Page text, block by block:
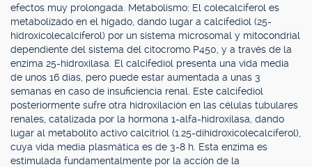
efectos muy prolongada. Metabolismo: El colecalciferol es
metabolizado en el hígado, dando lugar a calcifediol (25-
hidroxicolecalciferol) por un sistema microsomal y mitocondrial
dependiente del sistema del citocromo P450, y a través de la
enzima 25-hidroxilasa. El calcifediol presenta una vida media
de unos 16 días, pero puede estar aumentada a unas 3
semanas en caso de insuficiencia renal. Este calcifediol
posteriormente sufre otra hidroxilación en las células tubulares
renales, catalizada por la hormona 1-alfa-hidroxilasa, dando
lugar al metabolito activo calcitriol (1.25-dihidroxicolecalciferol),
cuya vida media plasmática es de 3-8 h. Esta enzima es
estimulada fundamentalmente por la acción de la